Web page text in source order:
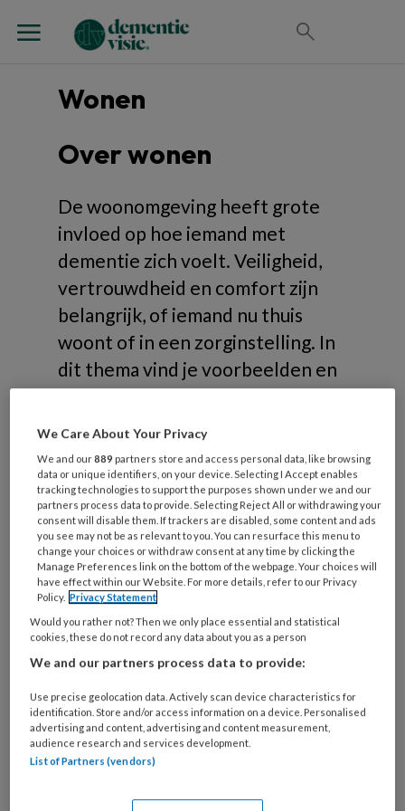
Wonen
Over wonen
De woonomgeving heeft grote
invloed op hoe iemand met
dementie zich voelt. Veiligheid,
vertrouwdheid en comfort zijn
belangrijk, of iemand nu thuis
woont of in een zorginstelling. In
dit thema vind je voorbeelden en
tips voor dementievriendelijk
wonen.
6 MAART 2025 IN GESPREK WONEN
Francien van de Ven: ‘Met een
We Care About Your Privacy
We and our889 partners store and access personal data, like browsing
data or unique identifiers, on your device. Selecting I Accept enables
tracking technologies to support the purposes shown under we and our
partners process data to provide. Selecting Reject All or withdrawing your
consent will disable them. If trackers are disabled, some content and ads
you see may not be as relevant to you. You can resurface this menu to
change your choices or withdraw consent at any time by clicking the
Manage Preferences link on the bottom of the webpage. Your choices will
have effect within our Website. For more details, refer to our Privacy
Policy. Privacy Statement
Would you rather not? Then we only place essential and statistical
cookies, these do not record any data about you as a person
We and our partners process data to provide:
Use precise geolocation data. Actively scan device characteristics for
identification. Store and/or access information on a device. Personalised
advertising and content, advertising and content measurement,
audience research and services development.
List of Partners (vendors)